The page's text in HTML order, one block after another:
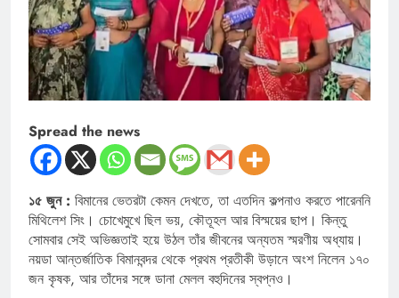
Spread the news
১৫ জুন : বিমানের ভেতরটা কেমন দেখতে, তা এতদিন কল্পনাও করতে পারেননি
মিথিলেশ সিং। চোখেমুখে ছিল ভয়, কৌতূহল আর বিস্ময়ের ছাপ। কিন্তু
সোমবার সেই অভিজ্ঞতাই হয়ে উঠল তাঁর জীবনের অন্যতম স্মরণীয় অধ্যায়।
নয়ডা আন্তর্জাতিক বিমানবন্দর থেকে প্রথম প্রতীকী উড়ানে অংশ নিলেন ১৭০
জন কৃষক, আর তাঁদের সঙ্গে ডানা মেলল বহুদিনের স্বপ্নও।